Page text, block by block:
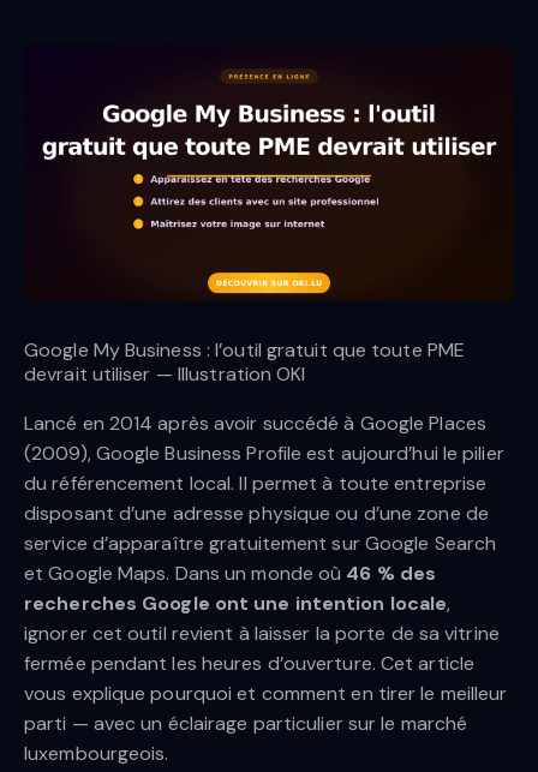
Google My Business : l’outil gratuit que toute PME
devrait utiliser — Illustration OKI
Lancé en 2014 après avoir succédé à Google Places
(2009), Google Business Profile est aujourd’hui le pilier
du référencement local. Il permet à toute entreprise
disposant d’une adresse physique ou d’une zone de
service d’apparaître gratuitement sur Google Search
et Google Maps. Dans un monde où 46 % des
recherches Google ont une intention locale,
ignorer cet outil revient à laisser la porte de sa vitrine
fermée pendant les heures d’ouverture. Cet article
vous explique pourquoi et comment en tirer le meilleur
parti — avec un éclairage particulier sur le marché
luxembourgeois.